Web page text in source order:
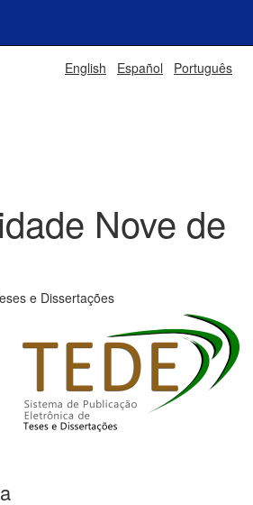
English Español Português
Nove de
e Dissertações